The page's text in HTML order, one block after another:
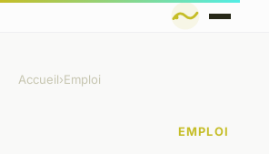
Accueil›Emploi
EMPLOI